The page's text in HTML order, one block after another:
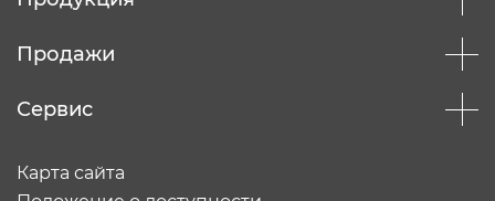
Продажи
Сервис
Карта сайта